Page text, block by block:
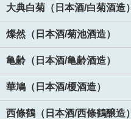
大典白菊（日本酒/白菊酒造）
燦然（日本酒/菊池酒造）
亀齢（日本酒/亀齢酒造）
華鳩（日本酒/榎酒造）
西條鶴（日本酒/西條鶴醸造）